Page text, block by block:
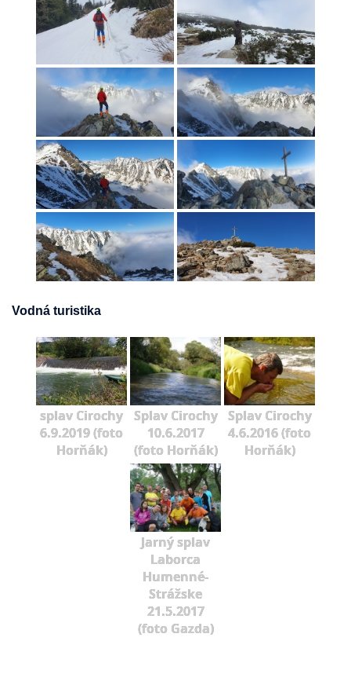
Vodná turistika
splav Cirochy
6.9.2019 (foto
Horňák)
Splav Cirochy
10.6.2017
(foto Horňák)
Splav Cirochy
4.6.2016 (foto
Horňák)
Jarný splav
Laborca
Humenné-
Strážske
21.5.2017
(foto Gazda)